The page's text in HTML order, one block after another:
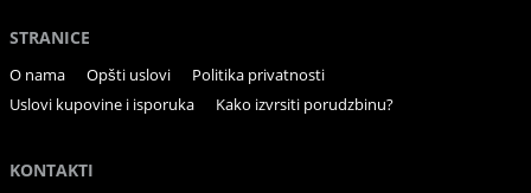
STRANICE
O nama Opšti uslovi
Politika privatnosti
Uslovi kupovine i isporuka
Kako izvrsiti porudzbinu?
KONTAKTI